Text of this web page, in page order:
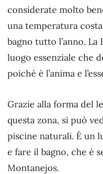
considerate molto
una temperatura
bagno tutto l’anno. La
luogo essenziale che
poiché è l’anima e
Grazie alla forma del
questa zona, si può
piscine naturali. È un
e fare il bagno, che è
Montanejos.